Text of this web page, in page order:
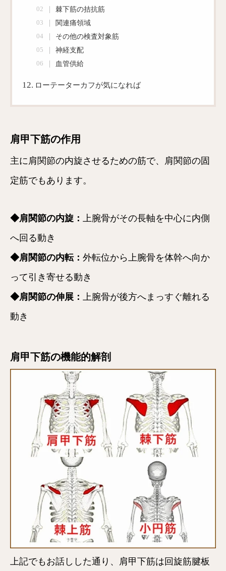
棘下筋の拮抗筋
関連痛領域
その他の検査対象筋
神経支配
血管供給
ローテーターカフが気になれば
肩甲下筋の作用
主に肩関節の内旋させるための筋で、肩関節の固
定筋でもあります。
◆肩関節の内旋：
上腕骨がその長軸を中心に内側
へ回る動き
◆肩関節の内転： 外転位から上腕骨を体幹へ向か
って引き寄せる動き
◆肩関節の伸展：
上腕骨が後方へまっすぐ離れる
動き
肩甲下筋の機能的解剖
上記でもお話しした通り、肩甲下筋は回旋筋腱板